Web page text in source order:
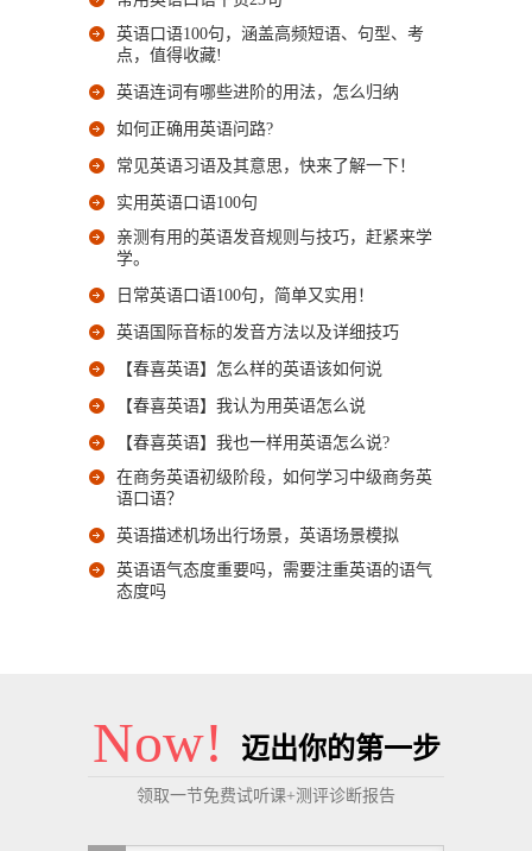
英语口语100句，涵盖高频短语、句型、考
点，值得收藏!
英语连词有哪些进阶的用法，怎么归纳
如何正确用英语问路?
常见英语习语及其意思，快来了解一下！
实用英语口语100句
亲测有用的英语发音规则与技巧，赶紧来学
学。
日常英语口语100句，简单又实用！
英语国际音标的发音方法以及详细技巧
【春喜英语】怎么样的英语该如何说
【春喜英语】我认为用英语怎么说
【春喜英语】我也一样用英语怎么说?
在商务英语初级阶段，如何学习中级商务英
语口语？
英语描述机场出行场景，英语场景模拟
英语语气态度重要吗，需要注重英语的语气
态度吗
Now! 迈出你的第一步
领取一节免费试听课+测评诊断报告